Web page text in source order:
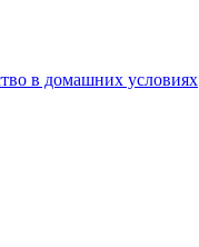
в домашних условиях